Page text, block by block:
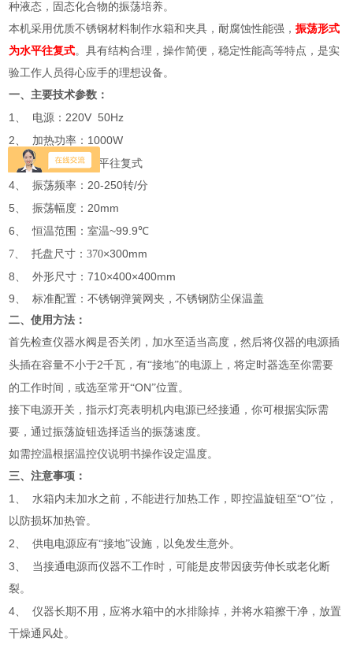
种液态，固态化合物的振荡培养。
本机采用优质不锈钢材料制作水箱和夹具，耐腐蚀性能强，振荡形式
为水平往复式。具有结构合理，操作简便，稳定性能高等特点，是实
验工作人员得心应手的理想设备。
一、主要技术参数：
1、 电源：220V 50Hz
2、 加热功率： 1000W
3、 振荡方式：水平往复式
4、振荡频率：20-250转/分
5、振荡幅度：20mm
6、恒温范围：室温~99.9℃
7、 托盘尺寸：370×300mm
8、 外形尺寸：710×400×400mm
9、 标准配置：不锈钢弹簧网夹，不锈钢防尘保温盖
二、使用方法：
首先检查仪器水阀是否关闭，加水至适当高度，然后将仪器的电源插
头插在容量不小于2千瓦，有“接地”的电源上，将定时器选至你需要
的工作时间，或选至常开“ON”位置。
接下电源开关，指示灯亮表明机内电源已经接通，你可根据实际需
要，通过振荡旋钮选择适当的振荡速度。
如需控温根据温控仪说明书操作设定温度。
三、注意事项：
1、 水箱内未加水之前，不能进行加热工作，即控温旋钮至“O”位，
以防损坏加热管。
2、供电电源应有“接地”设施，以免发生意外。
3、 当接通电源而仪器不工作时，可能是皮带因疲劳伸长或老化断
裂。
4、仪器长期不用，应将水箱中的水排除掉，并将水箱擦干净，放置
干燥通风处。